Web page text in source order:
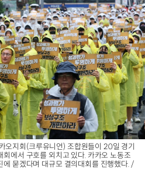
오지회(크루유니언) 조합원들이 20일 경기
에서 구호를 외치고 있다. 카카오 노동조
묻겠다며 대규모 결의대회를 진행했다. /